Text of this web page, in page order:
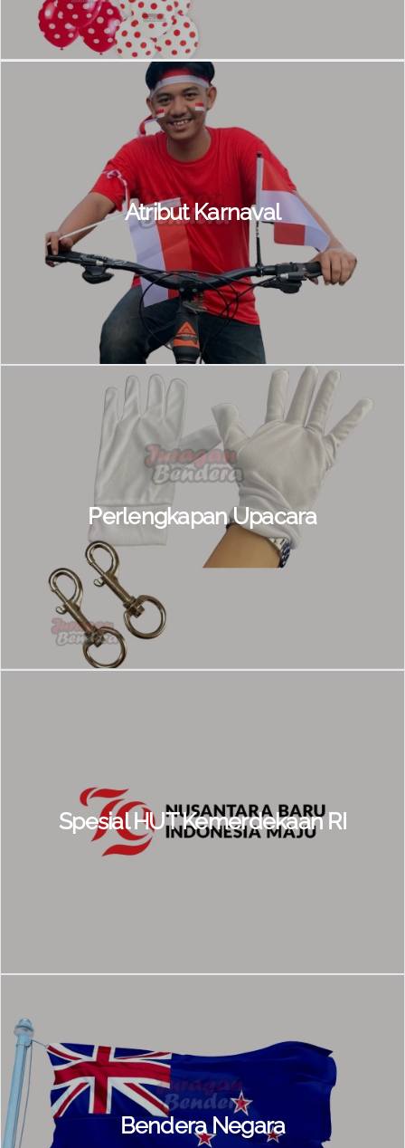
Atribut Karnaval
Perlengkapan Upacara
Spesial HUT Kemerdekaan RI
Bendera Negara